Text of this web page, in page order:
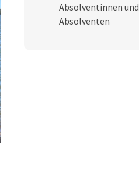
Absolventinnen und
Absolventen